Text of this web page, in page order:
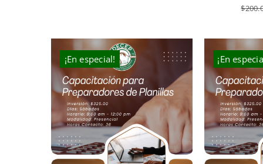
$
¡En especial! ¡En